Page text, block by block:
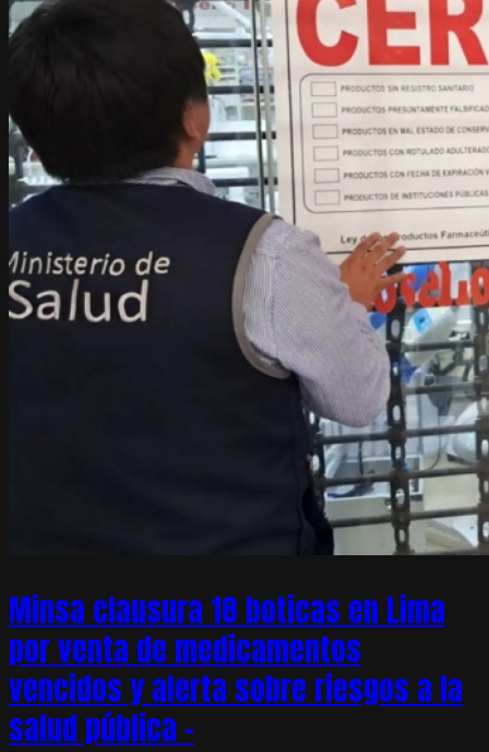
Minsa clausura 18 boticas en Lima
por venta de medicamentos
vencidos y alerta sobre riesgos a la
salud pública –